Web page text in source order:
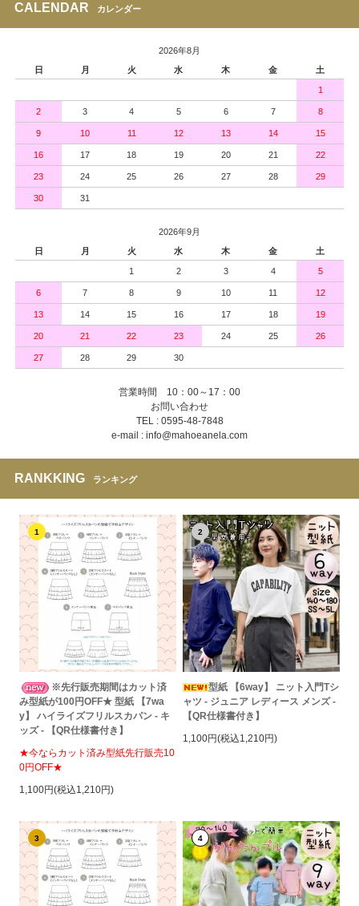
CALENDAR カレンダー
2026年8月
日
月 火 水 木 金 土
1
2 3 4 5 6 7 8
9 10 11 12 13 14 15
16 17 18 19 20 21 22
23 24 25 26 27 28 29
30 31
2026年9月
日
月 火 水 木 金 土
1 2 3 4 5
6 7 8 9 10 11 12
13 14 15 16 17 18 19
20 21 22 23 24 25 26
27 28 29 30
営業時間 10：00～17：00
お問い合わせ
TEL : 0595-48-7848
e-mail : info@mahoeanela.com
RANKKING ランキング
1
※先行販売期間はカット済
み型紙が100円OFF★ 型紙 【7wa
y】 ハイライズフリルスカパン - キ
ッズ - 【QR仕様書付き】
★今ならカット済み型紙先行販売10
0円OFF★
1,100円(税込1,210円)
2
型紙 【6way】 ニット入門Tシ
ャツ - ジュニア レディース メンズ -
【QR仕様書付き】
1,100円(税込1,210円)
3 4